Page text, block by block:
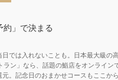
」で決まる
日では入れないことも。日本最大級の
ラン」なら、話題の鮨店をオンライン
。記念日のおまかせコースもここから